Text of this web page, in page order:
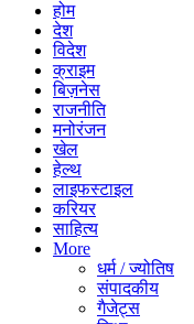
होम
देश
विदेश
क्राइम
बिज़नेस
राजनीति
मनोरंजन
खेल
हेल्थ
लाइफस्टाइल
करियर
साहित्य
More
धर्म / ज्योतिष
संपादकीय
गैजेट्स